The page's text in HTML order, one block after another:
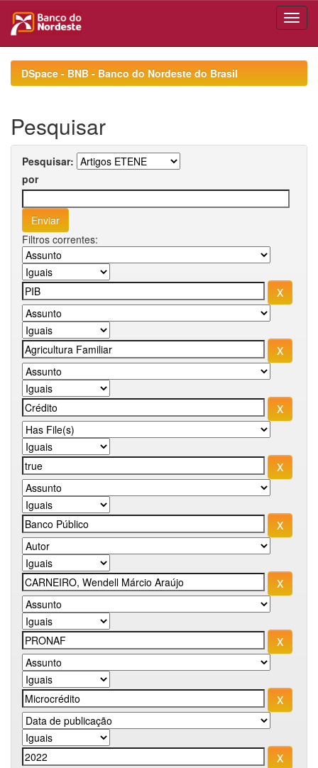
navigationDSpace - BNB - Banco do Nordeste do Brasil
Pesquisar
Pesquisar:
por
Filtros correntes: